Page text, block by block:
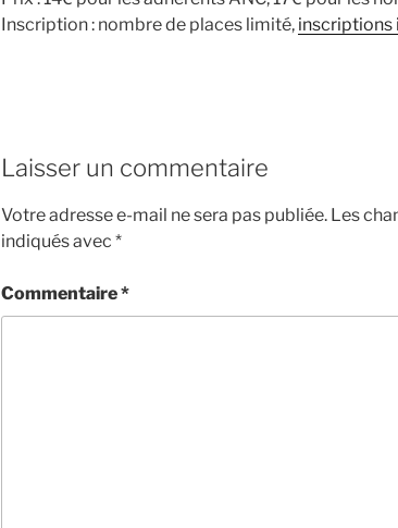
Inscription : nombre de places limité, inscriptions
Laisser un commentaire
Votre adresse e-mail ne sera pas publiée. Les
indiqués avec *
Commentaire*